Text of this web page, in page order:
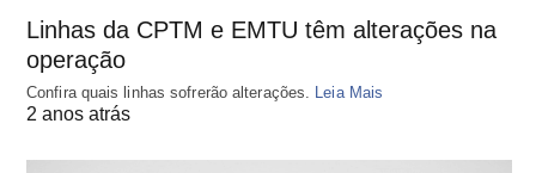
Linhas da CPTM e EMTU têm alterações na
operação
Confira quais linhas sofrerão alterações. Leia Mais
2 anos atrás